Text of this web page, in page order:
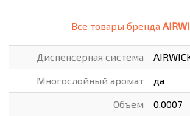
Все товары бренда
Диспенсерная система
Многослойный аромат да
Объем 0.0007